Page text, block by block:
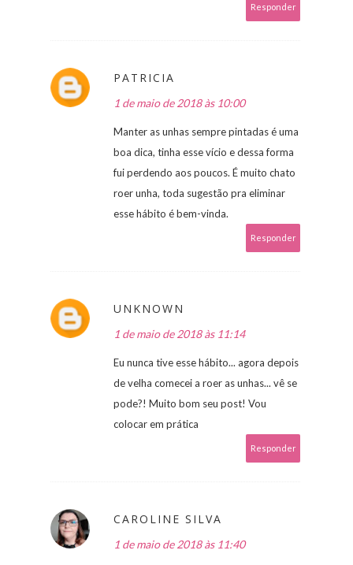
Responder
PATRICIA
1 de maio de 2018 às 10:00
Manter as unhas sempre pintadas é uma
boa dica, tinha esse vício e dessa forma
fui perdendo aos poucos. É muito chato
roer unha, toda sugestão pra eliminar
esse hábito é bem-vinda.
Responder
UNKNOWN
1 de maio de 2018 às 11:14
Eu nunca tive esse hábito... agora depois
de velha comecei a roer as unhas... vê se
pode?! Muito bom seu post! Vou
colocar em prática
Responder
CAROLINE SILVA
1 de maio de 2018 às 11:40